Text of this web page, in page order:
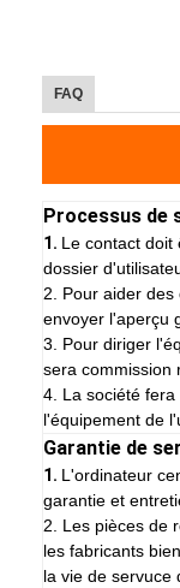
FAQ
Processus de
1. Le contact doit
dossier
2. Pour aider
envoyer l'aperçu
3. Pour diriger
sera commission
4. La société
l'équipement de
Garantie de
1. L'ordinateur
garantie et
2. Les pièces de
les fabricants
la vie de servuce